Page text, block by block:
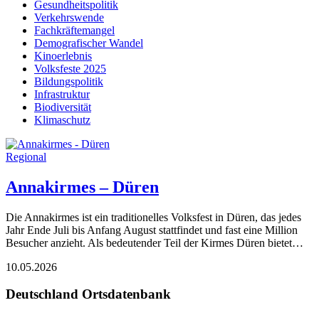
Gesundheitspolitik
Verkehrswende
Fachkräftemangel
Demografischer Wandel
Kinoerlebnis
Volksfeste 2025
Bildungspolitik
Infrastruktur
Biodiversität
Klimaschutz
Regional
Annakirmes – Düren
Die Annakirmes ist ein traditionelles Volksfest in Düren, das jedes
Jahr Ende Juli bis Anfang August stattfindet und fast eine Million
Besucher anzieht. Als bedeutender Teil der Kirmes Düren bietet…
10.05.2026
Deutschland Ortsdatenbank